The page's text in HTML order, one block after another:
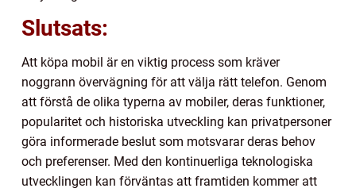
Slutsats:
Att köpa mobil är en viktig process som kräver
noggrann övervägning för att välja rätt telefon. Genom
att förstå de olika typerna av mobiler, deras funktioner,
popularitet och historiska utveckling kan privatpersoner
göra informerade beslut som motsvarar deras behov
och preferenser. Med den kontinuerliga teknologiska
utvecklingen kan förväntas att framtiden kommer att